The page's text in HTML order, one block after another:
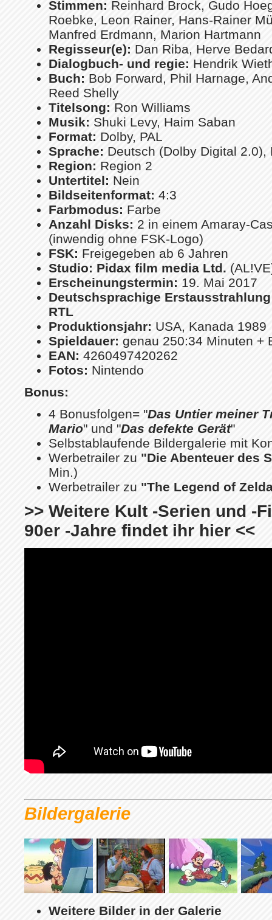
Stimmen: Reinhard Brock, Gudo
Roebke, Leon Rainer, Hans-Rainer
Manfred Erdmann, Marion Hartmann
Regisseur(e): Dan Riba, Herve
Dialogbuch- und regie: Hendrik
Buch: Bob Forward, Phil Harnage,
Reed Shelly
Titelsong: Ron Williams
Musik: Shuki Levy, Haim Saban
Format: Dolby, PAL
Sprache: Deutsch (Dolby Digital
Region: Region 2
Untertitel: Nein
Bildseitenformat: 4:3
Farbmodus: Farbe
Anzahl Disks: 2 in einem Amaray-
(inwendig ohne FSK-Logo)
FSK: Freigegeben ab 6 Jahren
Studio: Pidax film media Ltd.
Erscheinungstermin: 19. Mai 2017
Deutschsprachige
RTL
Produktionsjahr: USA, Kanada 1989
Spieldauer: genau 250:34 Minuten +
EAN: 4260497420262
Fotos: Nintendo
Bonus:
4 Bonusfolgen= "Das Untier meiner
Mario" und "Das defekte Gerät"
Selbstablaufende Bildergalerie mit
Werbetrailer zu "Die Abenteuer des
Min.)
Werbetrailer zu "The Legend of
>> Weitere Kult -Serien und -
90er -Jahre findet ihr hier <<
Bildergalerie
Weitere Bilder in der Galerie